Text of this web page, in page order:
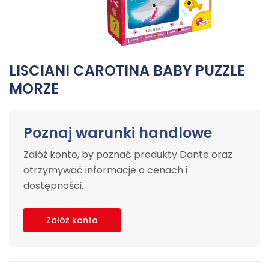
LISCIANI CAROTINA BABY PUZZLE
MORZE
Poznaj warunki handlowe
Załóż konto, by poznać produkty Dante oraz
otrzymywać informacje o cenach i
dostępności.
Załóż konto